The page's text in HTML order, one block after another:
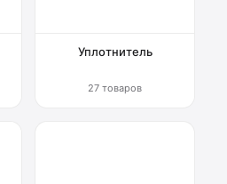
Уплотнитель
27 товаров